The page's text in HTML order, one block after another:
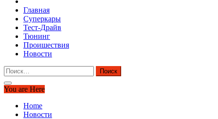
Главная
Суперкары
Тест-Драйв
Тюнинг
Проишествия
Новости
Найти:
You are Here
Home
Новости